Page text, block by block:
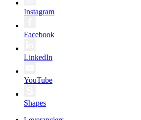
Instagram
Facebook
LinkedIn
YouTube
Shapes